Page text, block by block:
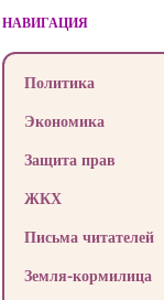
НАВИГАЦИЯ
Политика
Экономика
Защита прав
ЖКХ
Письма читателей
Земля-кормилица